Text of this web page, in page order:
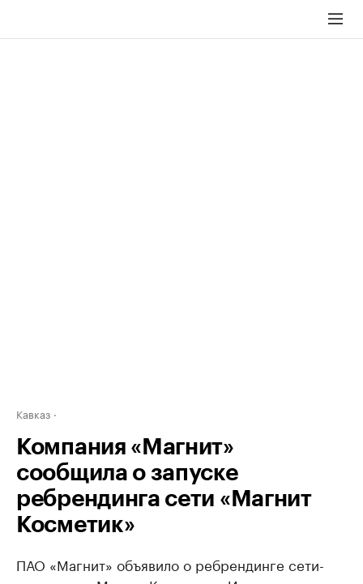
Кавказ
Компания «Магнит»
сообщила о запуске
ребрендинга сети «Магнит
Косметик»
ПАО «Магнит» объявило о ребрендинге сети-